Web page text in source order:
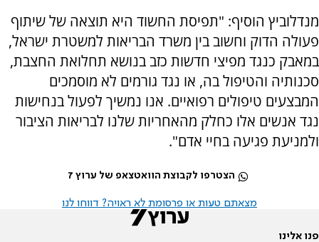
מנדלוביץ הוסיף: "תפיסת החשוד היא תוצאה של שיתוף
פעולה הדוק וחשוב בין משרד הבריאות למשטרת ישראל,
במאבק כנגד מפיצי חדשות כזב בנושא תחלואת החצבת,
סכנותיה והטיפול בה, או נגד גורמים לא מוסמכים
המבצעים טיפולים רפואיים. אנו נמשיך לפעול בנחישות
נגד אנשים אלו כחלק מהאחריות שלנו לבריאות הציבור
ולמניעת פגיעה בחיי אדם".
הצטרפו לקבוצת הוואטצאפ של ערוץ 7
מצאתם טעות או פרסומת לא ראויה? דווחו לנו
פנו אלינו